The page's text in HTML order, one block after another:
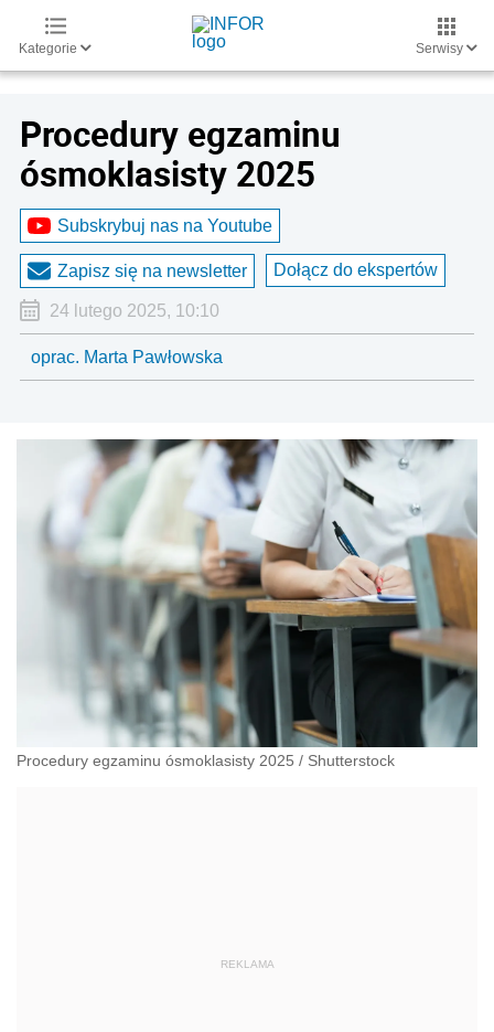
Kategorie Serwisy
Procedury egzaminu
ósmoklasisty 2025
Subskrybuj nas na Youtube
Zapisz się na newsletter Dołącz do ekspertów
24 lutego 2025, 10:10
oprac. Marta Pawłowska
Procedury egzaminu ósmoklasisty 2025 / Shutterstock